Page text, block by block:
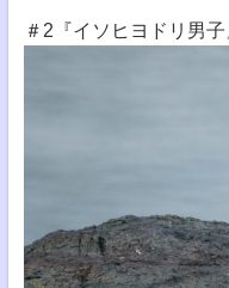
＃2『イソヒヨドリ男子